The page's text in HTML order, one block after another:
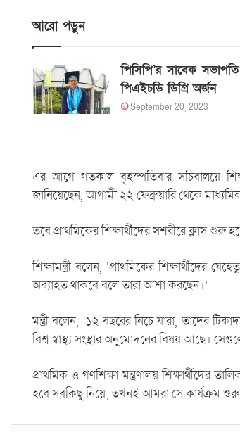
আরো পড়ুন
পিসিপি’র সাবেক
পিএইচডি ডিগ্রি অর্জন
September 20, 2023
এর আগে গতকাল বৃহস্পতিবার সচিবালয়ে
জানিয়েছেন, আগামী ২২ ফেব্রুয়ারি থেকে
তবে প্রাথমিকের শিক্ষার্থীদের সশরীরে ক্লাস
শিক্ষামন্ত্রী বলেন, ‘প্রাথমিকের শিক্ষার্থীদের
অব্যাহত থাকবে বলে তারা আশা করছেন।’
মন্ত্রী বলেন, ‘১২ বছরের নিচে যারা, তাদের
বিশ্ব স্বাস্থ্য সংস্থার অনুমোদনের বিষয় আছে।
প্রাথমিক ও গণশিক্ষা মন্ত্রণালয় শিক্ষার্থীদের
হবে সবকিছু নিয়ে, তখনই আমরা সে কার্যক্রম